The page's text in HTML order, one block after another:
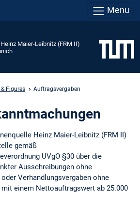
Menu
Maier-Leibnitz (FRM II)
Figures Auftragsvergaben
Heinz Maier-Leibnitz (FRM II)
gemäß
UVgO §30 über die
Ausschreibungen ohne
Verhandlungsvergaben ohne
einem Nettoauftragswert ab 25.000